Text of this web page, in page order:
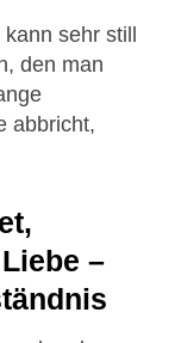
sehr still
den man
abbricht,
–